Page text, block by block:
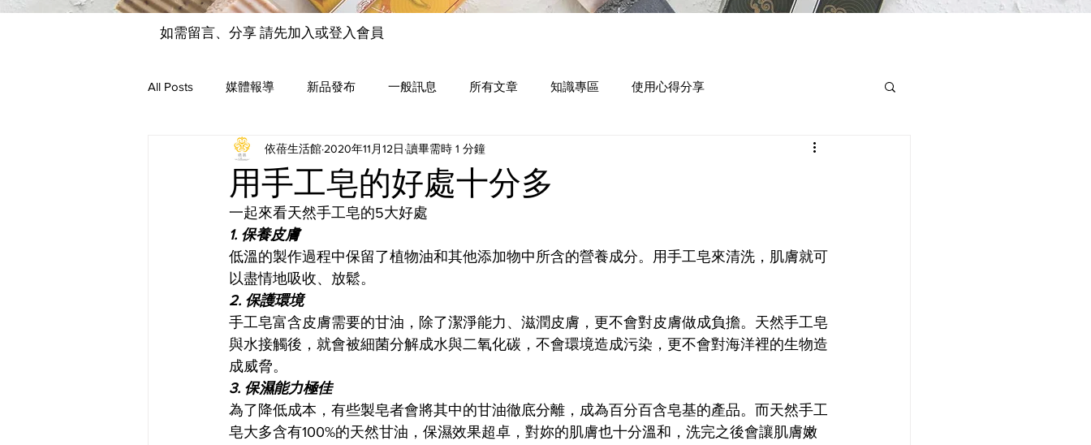
如需留言、分享 請先加入或登入會員
All Posts 媒體報導 新品發布 一般訊息 所有文章 知識專區 使用心得分享
用手工皂的好處十分多
依蓓生活館 2020年11月12日 讀畢需時 1 分鐘
一起來看天然手工皂的5大好處
1. 保養皮膚
低溫的製作過程中保留了植物油和其他添加物中所含的營養成分。用手工皂來清洗，肌膚就可
以盡情地吸收、放鬆。
2. 保護環境
手工皂富含皮膚需要的甘油，除了潔淨能力、滋潤皮膚，更不會對皮膚做成負擔。天然手工皂
與水接觸後，就會被細菌分解成水與二氧化碳，不會環境造成污染，更不會對海洋裡的生物造
成威脅。
3. 保濕能力極佳
為了降低成本，有些製皂者會將其中的甘油徹底分離，成為百分百含皂基的產品。而天然手工
皂大多含有100%的天然甘油，保濕效果超卓，對妳的肌膚也十分溫和，洗完之後會讓肌膚嫩